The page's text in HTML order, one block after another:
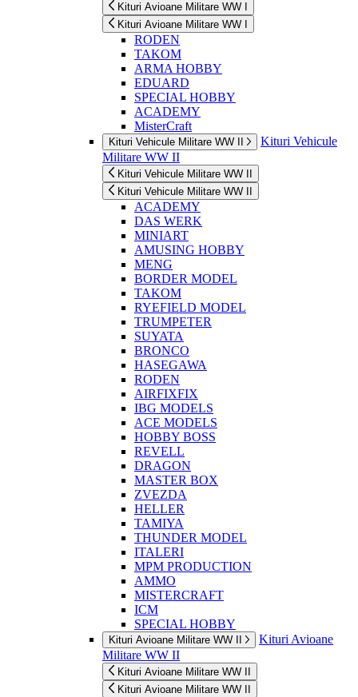
Kituri Avioane Militare WW I
Kituri Avioane Militare WW I
RODEN
TAKOM
ARMA HOBBY
EDUARD
SPECIAL HOBBY
ACADEMY
MisterCraft
Kituri Vehicule Militare WW II
Kituri Vehicule
Militare WW II
Kituri Vehicule Militare WW II
Kituri Vehicule Militare WW II
ACADEMY
DAS WERK
MINIART
AMUSING HOBBY
MENG
BORDER MODEL
TAKOM
RYEFIELD MODEL
TRUMPETER
SUYATA
BRONCO
HASEGAWA
RODEN
AIRFIXFIX
IBG MODELS
ACE MODELS
HOBBY BOSS
REVELL
DRAGON
MASTER BOX
ZVEZDA
HELLER
TAMIYA
THUNDER MODEL
ITALERI
MPM PRODUCTION
AMMO
MISTERCRAFT
ICM
SPECIAL HOBBY
Kituri Avioane Militare WW II
Kituri Avioane
Militare WW II
Kituri Avioane Militare WW II
Kituri Avioane Militare WW II